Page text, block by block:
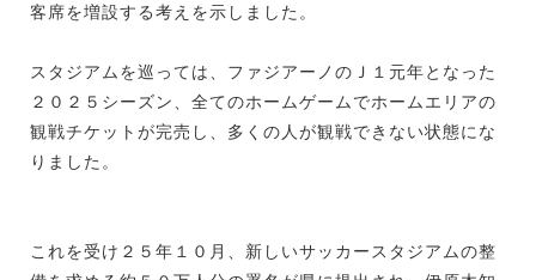
客席を増設する考えを示しました。
スタジアムを巡っては、ファジアーノのＪ１元年となった
２０２５シーズン、全てのホームゲームでホームエリアの
観戦チケットが完売し、多くの人が観戦できない状態にな
りました。
これを受け２５年１０月、新しいサッカースタジアムの整